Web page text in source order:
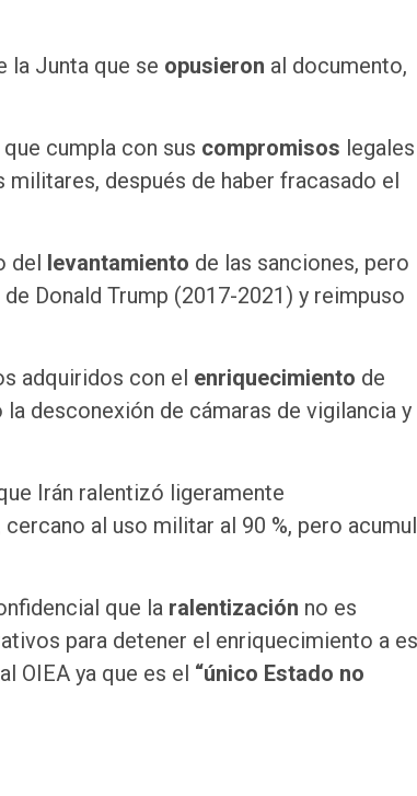
la Junta que se opusieron al documento,
cumpla con sus compromisos legales
después de haber fracasado el
del levantamiento de las sanciones, pero
Donald Trump (2017-2021) y reimpuso
adquiridos con el enriquecimiento de
desconexión de cámaras de vigilancia y
Irán ralentizó ligeramente
al uso militar al 90 %, pero
que la ralentización no es
para detener el enriquecimiento a
OIEA ya que es el “único Estado no